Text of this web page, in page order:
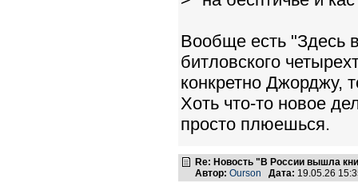
Вообще есть "Здесь
битловского
конкретно Джорджу,
Хоть что-то новое
просто плюешься.
Re: Новость "В России вышла
Автор: Ourson Дата: 19.05.26